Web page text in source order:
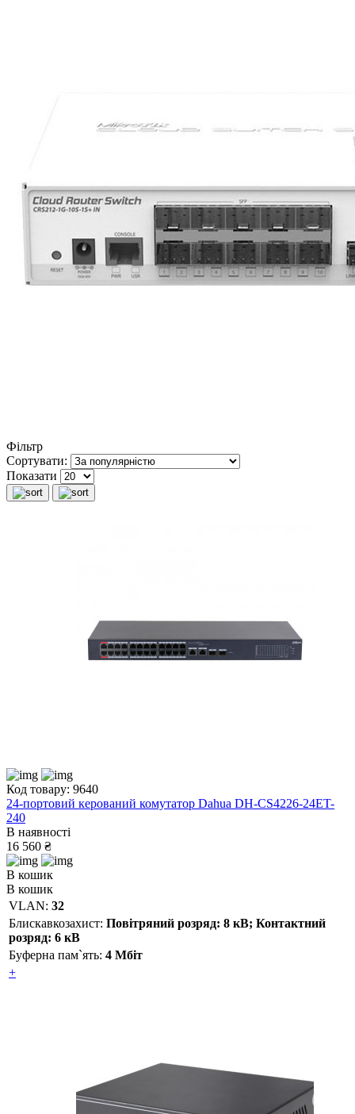
Фільтр
Сортувати:
Показати
Код товару: 9640
24-портовий керований комутатор Dahua DH-CS4226-24ET-
240
В наявності
16 560 ₴
В кошик
В кошик
VLAN: 32
Блискавкозахист: Повітряний розряд: 8 кВ; Контактний
розряд: 6 кВ
Буферна пам`ять: 4 Мбіт
+